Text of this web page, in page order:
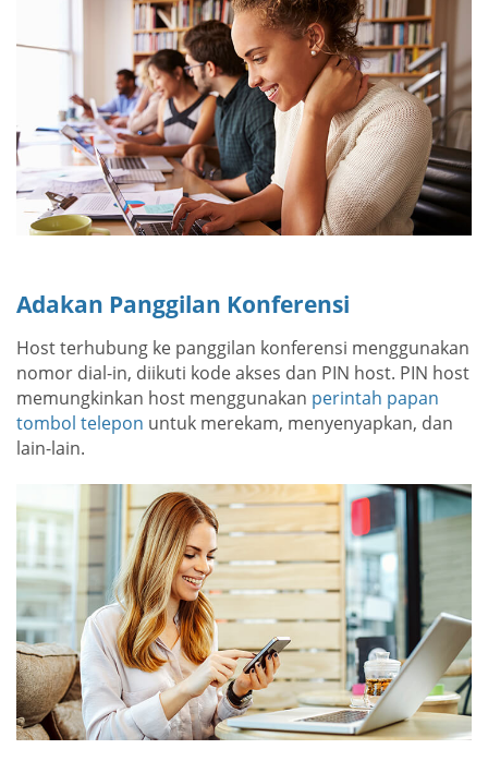
Adakan Panggilan Konferensi
Host terhubung ke panggilan konferensi menggunakan
nomor dial-in, diikuti kode akses dan PIN host. PIN host
memungkinkan host menggunakan perintah papan
tombol telepon untuk merekam, menyenyapkan, dan
lain-lain.